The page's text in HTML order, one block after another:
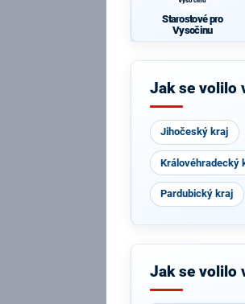
Starostové pro
Vysočinu
Jak se volilo
Jihočeský kraj
Královéhradecký
Pardubický kraj
Jak se volilo